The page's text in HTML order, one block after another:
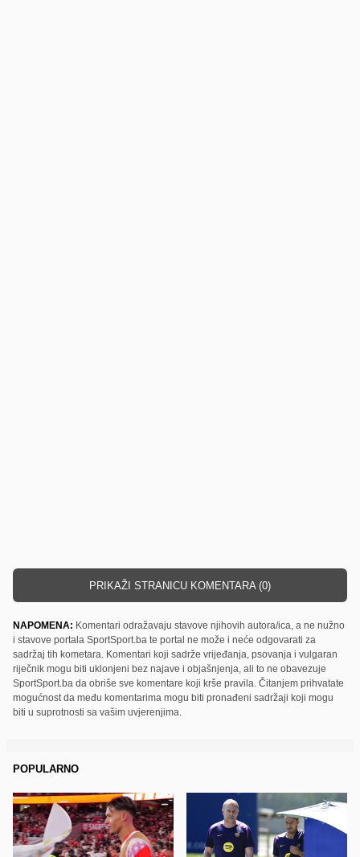
PRIKAŽI STRANICU KOMENTARA (0)
NAPOMENA: Komentari odražavaju stavove njihovih autora/ica, a ne nužno
i stavove portala SportSport.ba te portal ne može i neće odgovarati za
sadržaj tih kometara. Komentari koji sadrže vrijeđanja, psovanja i vulgaran
riječnik mogu biti uklonjeni bez najave i objašnjenja, ali to ne obavezuje
SportSport.ba da obriše sve komentare koji krše pravila. Čitanjem prihvatate
mogućnost da među komentarima mogu biti pronađeni sadržaji koji mogu
biti u suprotnosti sa vašim uvjerenjima.
POPULARNO